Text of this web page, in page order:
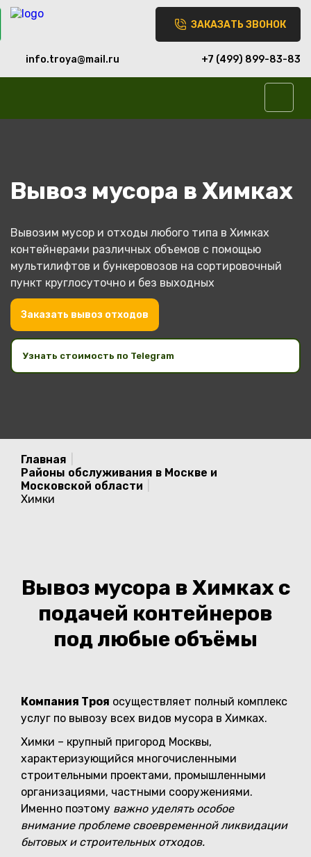
Skip
Найти:
ЗАКАЗАТЬ ЗВОНОК
info.troya@mail.ru +7 (499) 899-83-83
Вывоз мусора в Химках
Вывозим мусор и отходы любого типа в Химках
контейнерами различных объемов с помощью
мультилифтов и бункеровозов на сортировочный
пункт круглосуточно и без выходных
Заказать вывоз отходов
Узнать стоимость по Telegram
Главная
Районы обслуживания в Москве и
Московской области
Химки
Вывоз мусора в Химках с
подачей контейнеров
под любые объёмы
Компания Троя осуществляет полный комплекс
услуг по вывозу всех видов мусора в Химках.
Химки – крупный пригород Москвы,
характеризующийся многочисленными
строительными проектами, промышленными
организациями, частными сооружениями.
Именно поэтому важно уделять особое
внимание проблеме своевременной ликвидации
бытовых и строительных отходов.